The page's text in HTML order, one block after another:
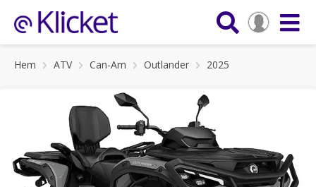
Hem ATV Can-Am Outlander 2025